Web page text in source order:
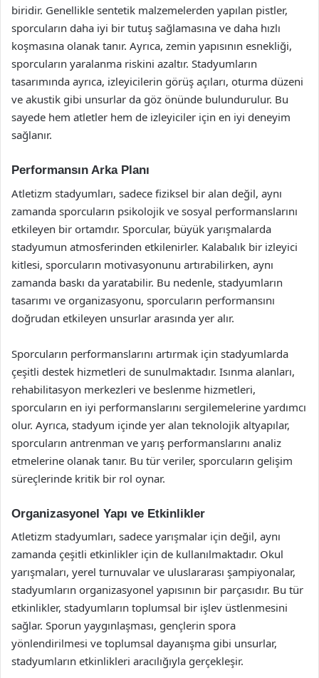
biridir. Genellikle sentetik malzemelerden yapılan pistler,
sporcuların daha iyi bir tutuş sağlamasına ve daha hızlı
koşmasına olanak tanır. Ayrıca, zemin yapısının esnekliği,
sporcuların yaralanma riskini azaltır. Stadyumların
tasarımında ayrıca, izleyicilerin görüş açıları, oturma düzeni
ve akustik gibi unsurlar da göz önünde bulundurulur. Bu
sayede hem atletler hem de izleyiciler için en iyi deneyim
sağlanır.
Performansın Arka Planı
Atletizm stadyumları, sadece fiziksel bir alan değil, aynı
zamanda sporcuların psikolojik ve sosyal performanslarını
etkileyen bir ortamdır. Sporcular, büyük yarışmalarda
stadyumun atmosferinden etkilenirler. Kalabalık bir izleyici
kitlesi, sporcuların motivasyonunu artırabilirken, aynı
zamanda baskı da yaratabilir. Bu nedenle, stadyumların
tasarımı ve organizasyonu, sporcuların performansını
doğrudan etkileyen unsurlar arasında yer alır.
Sporcuların performanslarını artırmak için stadyumlarda
çeşitli destek hizmetleri de sunulmaktadır. Isınma alanları,
rehabilitasyon merkezleri ve beslenme hizmetleri,
sporcuların en iyi performanslarını sergilemelerine yardımcı
olur. Ayrıca, stadyum içinde yer alan teknolojik altyapılar,
sporcuların antrenman ve yarış performanslarını analiz
etmelerine olanak tanır. Bu tür veriler, sporcuların gelişim
süreçlerinde kritik bir rol oynar.
Organizasyonel Yapı ve Etkinlikler
Atletizm stadyumları, sadece yarışmalar için değil, aynı
zamanda çeşitli etkinlikler için de kullanılmaktadır. Okul
yarışmaları, yerel turnuvalar ve uluslararası şampiyonalar,
stadyumların organizasyonel yapısının bir parçasıdır. Bu tür
etkinlikler, stadyumların toplumsal bir işlev üstlenmesini
sağlar. Sporun yaygınlaşması, gençlerin spora
yönlendirilmesi ve toplumsal dayanışma gibi unsurlar,
stadyumların etkinlikleri aracılığıyla gerçekleşir.